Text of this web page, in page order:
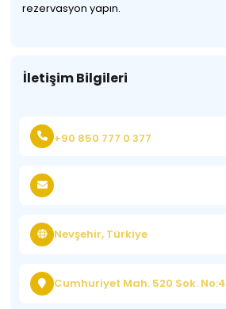
rezervasyon yapın.
İletişim Bilgileri
+90 850 777 0 377
Nevşehir, Türkiye
Cumhuriyet Mah. 520 Sok. No:4